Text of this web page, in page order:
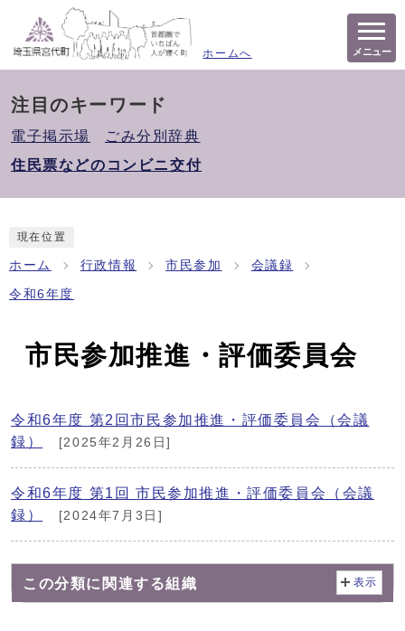
ホームへ メニュー
注目のキーワード
電子掲示場
ごみ分別辞典
住民票などのコンビニ交付
現在位置
ホーム 行政情報 市民参加 会議録
令和6年度
市民参加推進・評価委員会
令和6年度 第2回市民参加推進・評価委員会（会議
録）
[2025年2月26日]
令和6年度 第1回 市民参加推進・評価委員会（会議
録）
[2024年7月3日]
この分類に関連する組織 表示